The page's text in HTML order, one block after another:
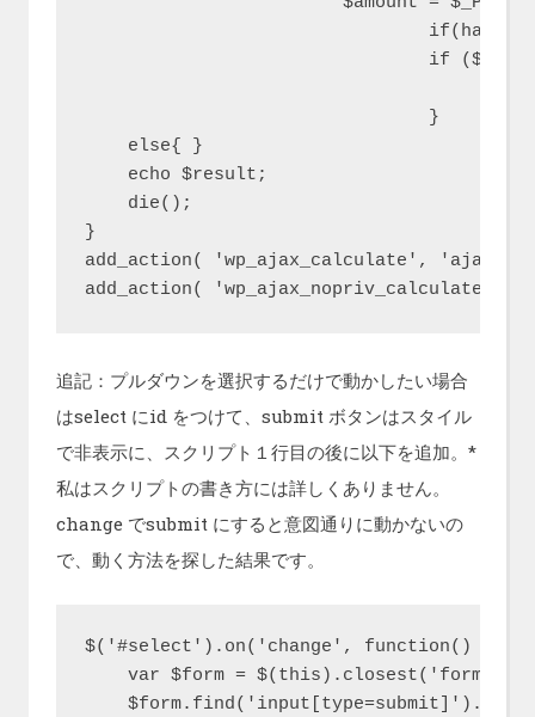
    else{ }
    echo $result;
    die();
}
add_action( 'wp_ajax_calculate',
add_action( 'wp_ajax_nopriv_calculate',
追記：プルダウンを選択するだけで動かしたい場合
はselect にid をつけて、submit ボタンはスタイル
で非表示に、スクリプト１行目の後に以下を追加。*
私はスクリプトの書き方には詳しくありません。
change でsubmit にすると意図通りに動かないの
で、動く方法を探した結果です。
$('#select').on('change', function() {
    var $form = $(this).closest('form');